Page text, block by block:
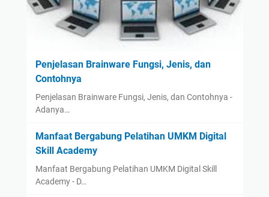
Penjelasan Brainware Fungsi, Jenis, dan
Contohnya
Penjelasan Brainware Fungsi, Jenis, dan Contohnya -
Adanya…
Manfaat Bergabung Pelatihan UMKM Digital
Skill Academy
Manfaat Bergabung Pelatihan UMKM Digital Skill
Academy - D…